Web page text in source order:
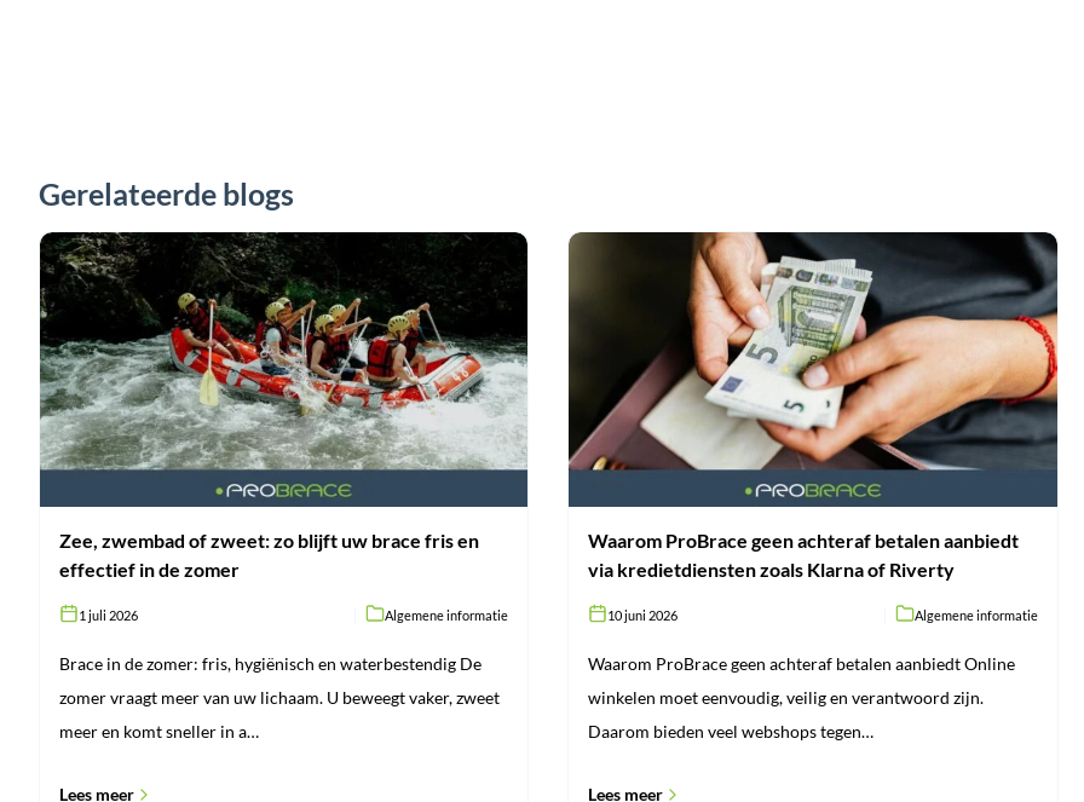
Gerelateerde blogs
Zee,
zwembad
of
zweet:
zo
blijft
uw
brace
fris
en
effectief
in
zomer
Zee, zwembad of zweet: zo blijft uw brace fris en
effectief in de zomer
1 juli 2026 Algemene informatie
Brace in de zomer: fris, hygiënisch en waterbestendig De
zomer vraagt meer van uw lichaam. U beweegt vaker, zweet
meer en komt sneller in a…
Lees meer
aanbiedt
kredietdiensten
zoals
Klarna
of
Riverty
Waarom ProBrace geen achteraf betalen aanbiedt
via kredietdiensten zoals Klarna of Riverty
10 juni 2026 Algemene informatie
Waarom ProBrace geen achteraf betalen aanbiedt Online
winkelen moet eenvoudig, veilig en verantwoord zijn.
Daarom bieden veel webshops tegen…
Lees meer